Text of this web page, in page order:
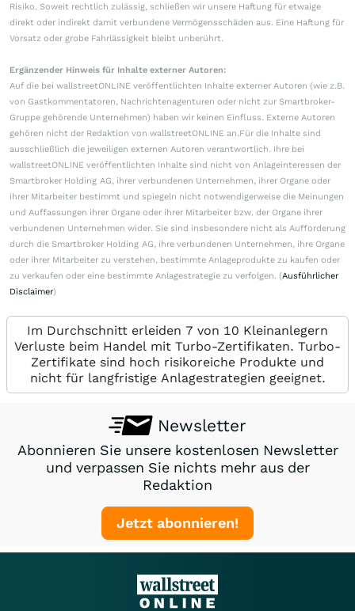
Risiko. Soweit rechtlich zulässig, schließen wir unsere Haftung für etwaige
direkt oder indirekt damit verbundene Vermögensschäden aus. Eine Haftung für
Vorsatz oder grobe Fahrlässigkeit bleibt unberührt.
Ergänzender Hinweis für Inhalte externer Autoren:
Auf die bei wallstreetONLINE veröffentlichten Inhalte externer Autoren (wie z.B.
von Gastkommentatoren, Nachrichtenagenturen oder nicht zur Smartbroker-
Gruppe gehörende Unternehmen) haben wir keinen Einfluss. Externe Autoren
gehören nicht der Redaktion von wallstreetONLINE an.Für die Inhalte sind
ausschließlich die jeweiligen externen Autoren verantwortlich. Ihre bei
wallstreetONLINE veröffentlichten Inhalte sind nicht von Anlageinteressen der
Smartbroker Holding AG, ihrer verbundenen Unternehmen, ihrer Organe oder
ihrer Mitarbeiter bestimmt und spiegeln nicht notwendigerweise die Meinungen
und Auffassungen ihrer Organe oder ihrer Mitarbeiter bzw. der Organe ihrer
verbundenen Unternehmen wider. Sie sind insbesondere nicht als Aufforderung
durch die Smartbroker Holding AG, ihre verbundenen Unternehmen, ihre Organe
oder ihrer Mitarbeiter zu verstehen, bestimmte Anlageprodukte zu kaufen oder
zu verkaufen oder eine bestimmte Anlagestrategie zu verfolgen. (Ausführlicher
Disclaimer)
Im Durchschnitt erleiden 7 von 10 Kleinanlegern
Verluste beim Handel mit Turbo-Zertifikaten. Turbo-
Zertifikate sind hoch risikoreiche Produkte und
nicht für langfristige Anlagestrategien geeignet.
Newsletter
Abonnieren Sie unsere kostenlosen Newsletter
und verpassen Sie nichts mehr aus der
Redaktion
Jetzt abonnieren!